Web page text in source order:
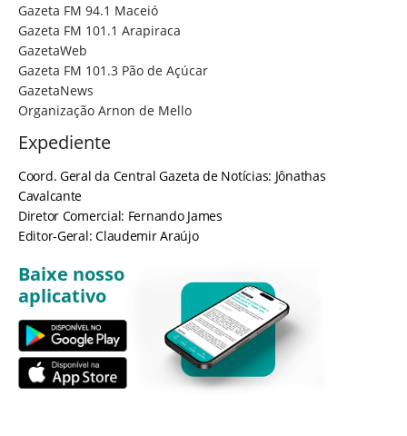
Gazeta FM 94.1 Maceió
Gazeta FM 101.1 Arapiraca
GazetaWeb
Gazeta FM 101.3 Pão de Açúcar
GazetaNews
Organização Arnon de Mello
Expediente
Coord. Geral da Central Gazeta de Notícias: Jônathas
Cavalcante
Diretor Comercial: Fernando James
Editor-Geral: Claudemir Araújo
Baixe nosso
aplicativo